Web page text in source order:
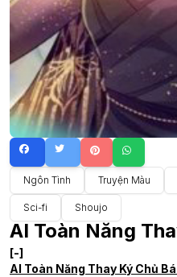
Ngôn Tình Truyện Màu
Sci-fi Shoujo
AI Toàn Năng
[-]
AI Toàn Năng Thay Ký Chủ